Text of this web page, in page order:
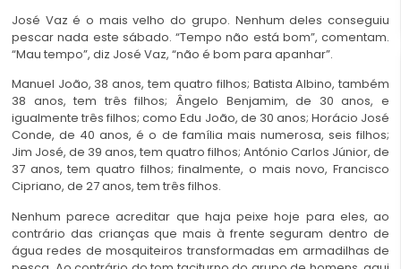
José Vaz é o mais velho do grupo. Nenhum deles conseguiu
pescar nada este sábado. “Tempo não está bom”, comentam.
“Mau tempo”, diz José Vaz, “não é bom para apanhar”.
Manuel João, 38 anos, tem quatro filhos; Batista Albino, também
38 anos, tem três filhos; Ângelo Benjamim, de 30 anos, e
igualmente três filhos; como Edu João, de 30 anos; Horácio José
Conde, de 40 anos, é o de família mais numerosa, seis filhos;
Jim José, de 39 anos, tem quatro filhos; António Carlos Júnior, de
37 anos, tem quatro filhos; finalmente, o mais novo, Francisco
Cipriano, de 27 anos, tem três filhos.
Nenhum parece acreditar que haja peixe hoje para eles, ao
contrário das crianças que mais à frente seguram dentro de
água redes de mosquiteiros transformadas em armadilhas de